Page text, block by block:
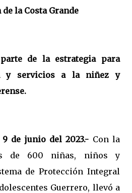
la Costa Grande
de la estrategia para
y servicios a la niñez y
9 de junio del 2023.- Con la
de 600 niñas, niños y
de Protección Integral
Guerrero, llevó a